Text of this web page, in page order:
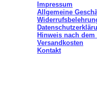
Impressum
Allgemeine
Hinweis nach
Versandkosten
Kontakt